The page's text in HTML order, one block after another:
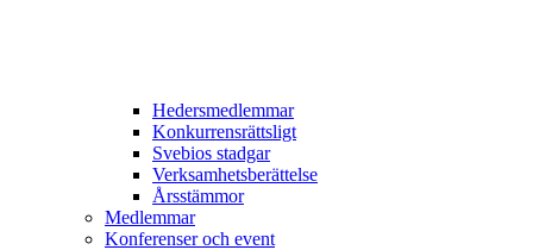
Hedersmedlemmar
Konkurrensrättsligt
Svebios stadgar
Verksamhetsberättelse
Årsstämmor
Medlemmar
Konferenser och event